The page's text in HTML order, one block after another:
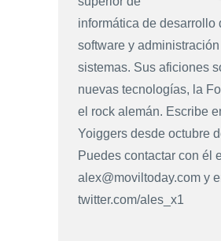
informática de desarrollo
software y
sistemas. Sus aficiones
nuevas tecnologías, la
el rock alemán. Escribe
Yoiggers desde octubre
Puedes contactar con él
alex@moviltoday.com y
twitter.com/ales_x1